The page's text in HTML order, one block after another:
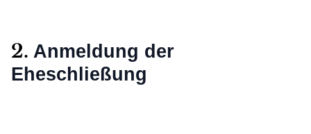
2. Anmeldung der
Eheschließung